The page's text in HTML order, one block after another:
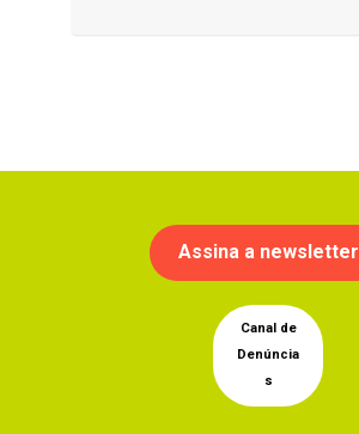
Assina a newsletter
Canal de
Denúncia
s